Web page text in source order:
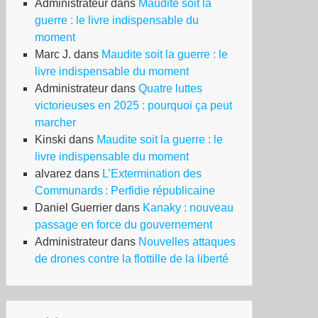
Administrateur dans Maudite soit la
guerre : le livre indispensable du
moment
Marc J. dans Maudite soit la guerre : le
livre indispensable du moment
Administrateur dans Quatre luttes
victorieuses en 2025 : pourquoi ça peut
marcher
Kinski dans Maudite soit la guerre : le
livre indispensable du moment
alvarez dans L’Extermination des
Communards : Perfidie républicaine
Daniel Guerrier dans Kanaky : nouveau
passage en force du gouvernement
Administrateur dans Nouvelles attaques
de drones contre la flottille de la liberté